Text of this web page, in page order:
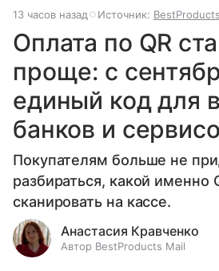
13 часов назад Источник:
Оплата по QR
проще: с
единый код для
банков и
Покупателям больше не
разбираться, какой именно
сканировать на кассе.
Анастасия Кравченко
Автор BestProducts Mail